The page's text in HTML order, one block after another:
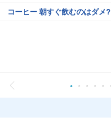
コーヒー 朝すぐ飲むのはダメ?